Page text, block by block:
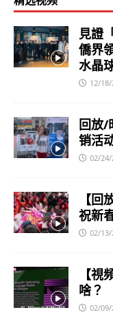
見證
僑界
水晶
12/
回放/
销活
02/24/
【
祝新
02/13/
【
啥？
02/09/